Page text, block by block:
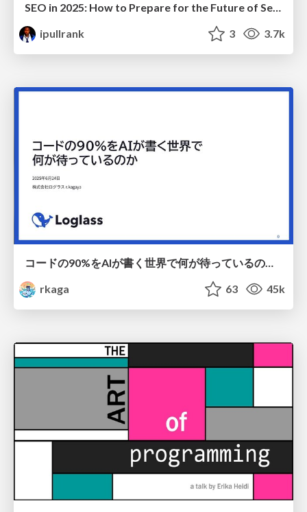
SEO in 2025: How to Prepare for the Future of Search
ipullrank
3 3.7k
コードの90%をAIが書く世界で何が待っているのか / What awaits us in a world where 90% of the code is written by AI
rkaga
63 45k